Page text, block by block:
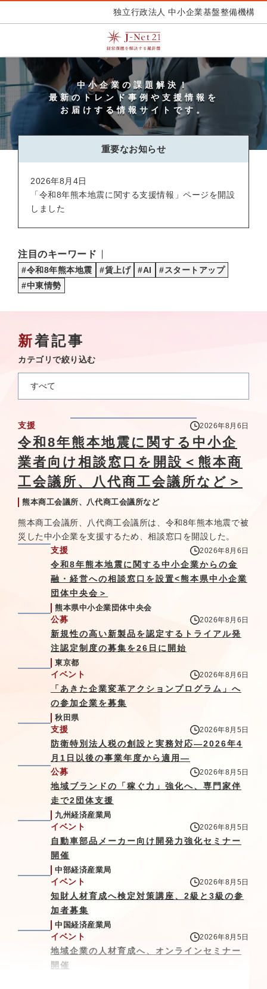
独立行政法人 中小企業基盤整備機構
中小企業の課題解決！
最新のトレンド事例や支援情報を
お届けする情報サイトです。
重要なお知らせ
2026年8月4日
「令和8年熊本地震に関する支援情報」ページを開設
しました
注目のキーワード
#令和8年熊本地震 #賃上げ #AI
#スタートアップ
#中東情勢
新着記事
カテゴリで絞り込む
すべて
支援 2026年8月6日
令和8年熊本地震に関する中小企
業者向け相談窓口を開設＜熊本商
工会議所、八代商工会議所など＞
熊本商工会議所、八代商工会議所など
熊本商工会議所、八代商工会議所は、令和8年熊本地震で被
災した中小企業を支援するため、相談窓口を開設した。
支援
2026年8月6日
令和8年熊本地震に関する中小企業からの金
融・経営への相談窓口を設置<熊本県中小企業
団体中央会＞
熊本県中小企業団体中央会
公募 2026年8月6日
新規性の高い新製品を認定するトライアル発
注認定制度の募集を26日に開始
東京都
イベント 2026年8月6日
「あきた企業変革アクションプログラム」へ
の参加企業を募集
秋田県
支援 2026年8月5日
防衛特別法人税の創設と実務対応—2026年4
月1日以後の事業年度から適用—
公募
2026年8月5日
地域ブランドの「稼ぐ力」強化へ、専門家伴
走で2団体支援
九州経済産業局
イベント 2026年8月5日
自動車部品メーカー向け開発力強化セミナー
開催
中部経済産業局
イベント 2026年8月5日
知財人材育成へ検定対策講座、2級と3級の参
加者募集
中国経済産業局
イベント 2026年8月5日
地域企業の人材育成へ、オンラインセミナー
開催